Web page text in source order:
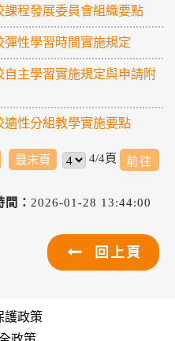
課程發展委員會組織要點
彈性學習時間實施規定
自主學習實施規定與申請附
適性分組教學實施要點
最末頁 4/4頁
： 2026-01-28 13:44:00
回上頁
護政策